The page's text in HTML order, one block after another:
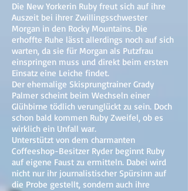
Die New Yorkerin Ruby freut sich auf ihre
Auszeit bei ihrer Zwillingsschwester
Morgan in den Rocky Mountains. Die
erhoffte Ruhe lässt allerdings noch auf sich
warten, da sie für Morgan als Putzfrau
einspringen muss und direkt beim ersten
Einsatz eine Leiche findet.
Der ehemalige Skisprungtrainer Grady
Palmer scheint beim Wechseln einer
Glühbirne tödlich verunglückt zu sein. Doch
schon bald kommen Ruby Zweifel, ob es
wirklich ein Unfall war.
Unterstützt von dem charmanten
Coffeeshop-Besitzer Ryder beginnt Ruby
auf eigene Faust zu ermitteln. Dabei wird
nicht nur ihr journalistischer Spürsinn auf
die Probe gestellt, sondern auch ihre